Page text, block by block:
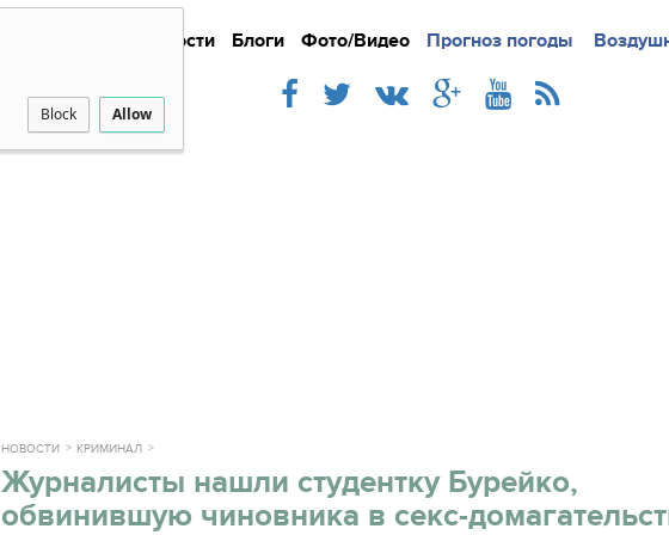
Block Allow
Новости Блоги Фото/Видео Прогноз погоды
Подробно Новости
НОВОСТИ КРИМИНАЛ
Журналисты нашли студентку Бурейко,
обвинившую чиновника в секс-